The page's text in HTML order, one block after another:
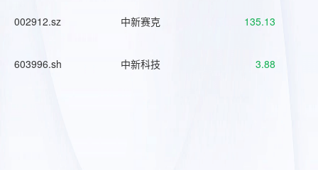
002912.sz 中新赛克 135.13
603996.sh 中新科技 3.88